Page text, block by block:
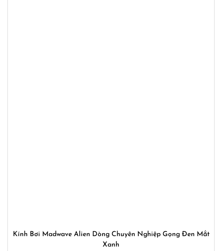
Kính Bơi Madwave Alien Dòng Chuyên Nghiệp Gọng Đen Mắt
Xanh